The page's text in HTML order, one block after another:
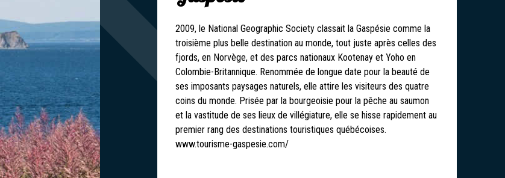
2009, le National Geographic Society classait la Gaspésie comme la
troisième plus belle destination au monde, tout juste après celles des
fjords, en Norvège, et des parcs nationaux Kootenay et Yoho en
Colombie-Britannique. Renommée de longue date pour la beauté de
ses imposants paysages naturels, elle attire les visiteurs des quatre
coins du monde. Prisée par la bourgeoisie pour la pêche au saumon
et la vastitude de ses lieux de villégiature, elle se hisse rapidement au
premier rang des destinations touristiques québécoises.
www.tourisme-gaspesie.com/